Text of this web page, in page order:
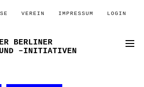
VEREIN IMPRESSUM LOGIN
BERLINER
UND –INITIATIVEN